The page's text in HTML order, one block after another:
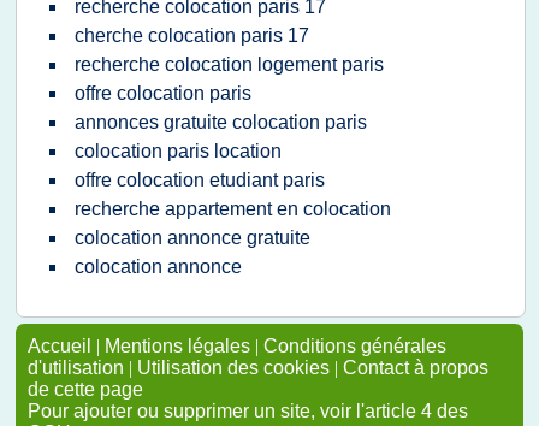
recherche colocation paris 17
cherche colocation paris 17
recherche colocation logement paris
offre colocation paris
annonces gratuite colocation paris
colocation paris location
offre colocation etudiant paris
recherche appartement en colocation
colocation annonce gratuite
colocation annonce
Accueil | Mentions légales | Conditions générales
d'utilisation | Utilisation des cookies | Contact à propos
de cette page
Pour ajouter ou supprimer un site, voir l'article 4 des